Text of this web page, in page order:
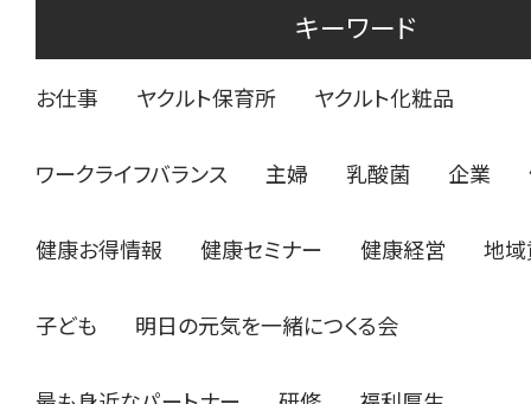
キーワード
お仕事 ヤクルト保育所 ヤクルト化粧品
ワークライフバランス 主婦 乳酸菌 企業
健康お得情報 健康セミナー 健康経営 地
子ども 明日の元気を一緒につくる会